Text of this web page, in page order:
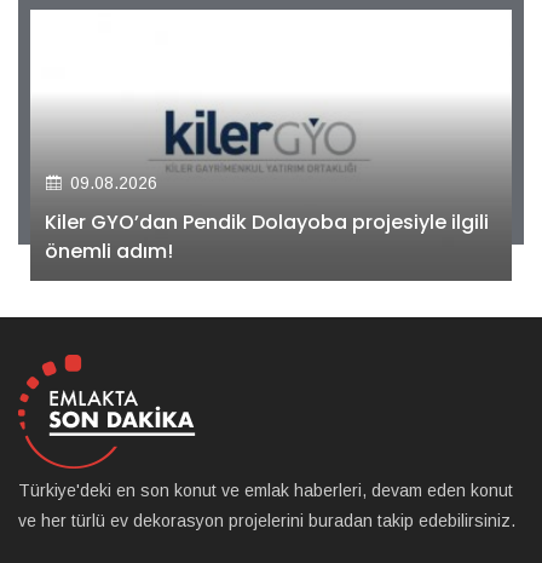
09.08.2026
Kiler GYO’dan Pendik Dolayoba projesiyle ilgili
önemli adım!
Türkiye'deki en son konut ve emlak haberleri, devam eden konut
ve her türlü ev dekorasyon projelerini buradan takip edebilirsiniz.